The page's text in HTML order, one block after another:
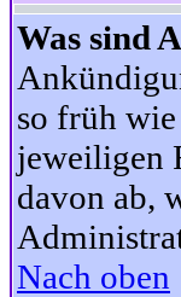
Was sind
so früh
jeweiligen
davon ab,
Nach oben